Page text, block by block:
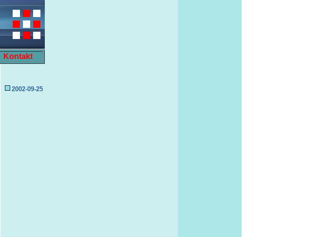
Kontakt
2002-09-25